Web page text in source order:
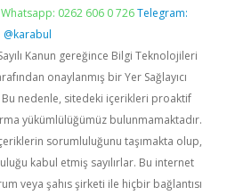
Whatsapp: 0262 606 0 726 Telegram:
@karabul
Kanun gereğince Bilgi Teknolojileri
onaylanmış bir Yer Sağlayıcı
nedenle, sitedeki içerikleri proaktif
yükümlülüğümüz bulunmamaktadır.
sorumluluğunu taşımakta olup,
kabul etmiş sayılırlar. Bu internet
veya şahıs şirketi ile hiçbir bağlantısı